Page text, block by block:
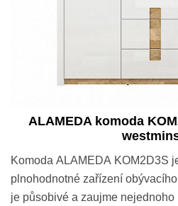
ALAMEDA komoda
Komoda ALAMEDA KOM2D3S
plnohodnotné zařízení
je působivé a zaujme nejednoho